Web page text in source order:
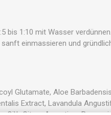
bis 1:10 mit Wasser verdünnen.
einmassieren und
Glutamate, Aloe
Extract, Lavandula